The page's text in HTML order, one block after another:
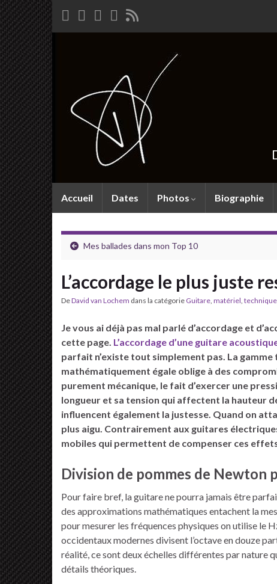
Accueil Dates Photos Biographie
Mes ballades dans mon Top 10
L’accordage le plus juste
DeDavid van Lochem dans la catégorie Guitare, matériel, technique
Je vous ai déjà pas mal parlé d’accordage et
cette page. L’accordage d’une guitare
parfait n’existe tout simplement pas. La
mathématiquement égale oblige à des
purement mécanique, le fait d’exercer une
longueur et sa tension qui affectent la hauteur
influencent également la justesse. Quand on
plus aigu. Contrairement aux guitares
mobiles qui permettent de compenser ces
Division de pommes de Newton
Pour faire bref, la guitare ne pourra jamais être
des approximations mathématiques entachent la
pour mesurer les fréquences physiques on utilise le
occidentaux modernes divisent l’octave en douze
réalité, ce sont deux échelles différentes par nature
détails théoriques.